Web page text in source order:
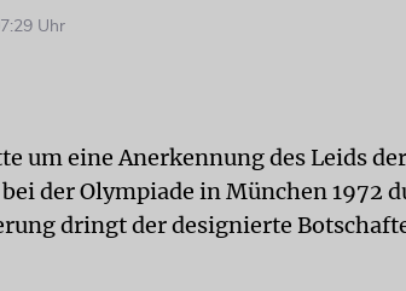
Uhr
um eine Anerkennung des Leids
der Olympiade in München 1972
dringt der designierte